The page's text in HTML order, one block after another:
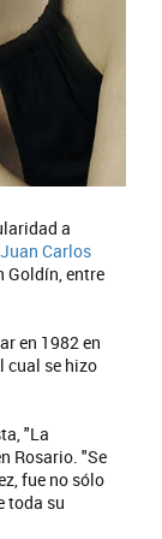
a
Juan Carlos
Goldín, entre
en 1982 en
cual se hizo
"La
Rosario. "Se
fue no sólo
toda su